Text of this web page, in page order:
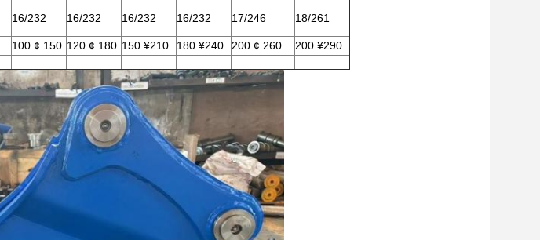
16/232 16/232 16/232 16/232 17/246 18/261
100 ¢ 150 120 ¢ 180 150 ¥210 180 ¥240 200 ¢ 260 200 ¥290